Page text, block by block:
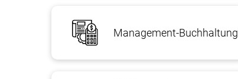
Management-Buchhaltung